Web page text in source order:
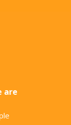
are